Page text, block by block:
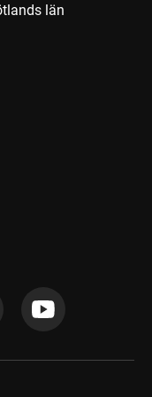
län